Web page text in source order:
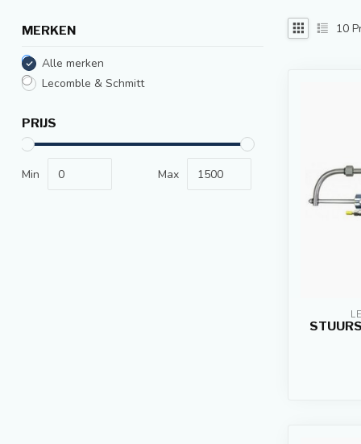
MERKEN
Alle merken
Lecomble & Schmitt
PRIJS
Min Max
10